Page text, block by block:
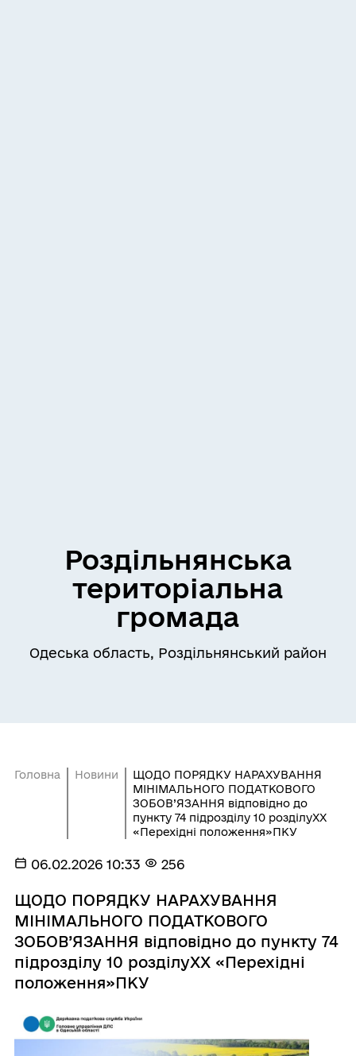
Роздільнянська
територіальна
громада
Одеська область, Роздільнянський район
Головна Новини
ЩОДО ПОРЯДКУ НАРАХУВАННЯ
МІНІМАЛЬНОГО ПОДАТКОВОГО
ЗОБОВ’ЯЗАННЯ відповідно до
пункту 74 підрозділу 10 розділуХХ
«Перехідні положення»ПКУ
06.02.2026 10:33 256
ЩОДО ПОРЯДКУ НАРАХУВАННЯ
МІНІМАЛЬНОГО ПОДАТКОВОГО
ЗОБОВ’ЯЗАННЯ відповідно до пункту 74
підрозділу 10 розділуХХ «Перехідні
положення»ПКУ